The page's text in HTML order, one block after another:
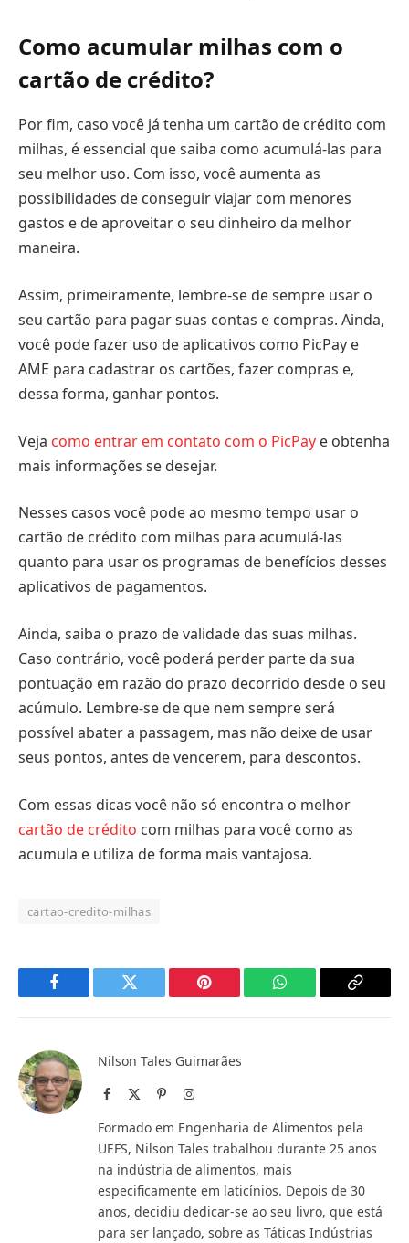
Como acumular milhas com o
cartão de crédito?
Por fim, caso você já tenha um cartão de crédito com
milhas, é essencial que saiba como acumulá-las para
seu melhor uso. Com isso, você aumenta as
possibilidades de conseguir viajar com menores
gastos e de aproveitar o seu dinheiro da melhor
maneira.
Assim, primeiramente, lembre-se de sempre usar o
seu cartão para pagar suas contas e compras. Ainda,
você pode fazer uso de aplicativos como PicPay e
AME para cadastrar os cartões, fazer compras e,
dessa forma, ganhar pontos.
Veja como entrar em contato com o PicPay e obtenha
mais informações se desejar.
Nesses casos você pode ao mesmo tempo usar o
cartão de crédito com milhas para acumulá-las
quanto para usar os programas de benefícios desses
aplicativos de pagamentos.
Ainda, saiba o prazo de validade das suas milhas.
Caso contrário, você poderá perder parte da sua
pontuação em razão do prazo decorrido desde o seu
acúmulo. Lembre-se de que nem sempre será
possível abater a passagem, mas não deixe de usar
seus pontos, antes de vencerem, para descontos.
Com essas dicas você não só encontra o melhor
cartão de crédito com milhas para você como as
acumula e utiliza de forma mais vantajosa.
cartao-credito-milhas
Facebook Twitter Pinterest WhatsApp Copy
Nilson Tales Guimarães
Facebook PinterestInstagram
Formado em Engenharia de Alimentos pela
UEFS, Nilson Tales trabalhou durante 25 anos
na indústria de alimentos, mais
especificamente em laticínios. Depois de 30
anos, decidiu dedicar-se ao seu livro, que está
para ser lançado, sobre as Táticas Indústrias